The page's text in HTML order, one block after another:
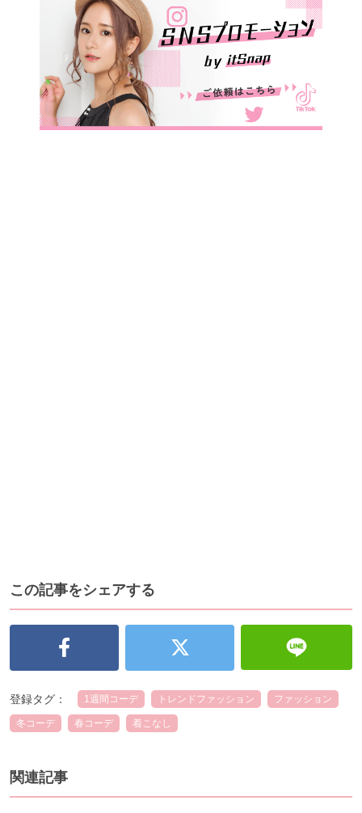
この記事をシェアする
登録タグ： 1週間コーデ トレンドファッション ファッション
冬コーデ 春コーデ 着こなし
関連記事